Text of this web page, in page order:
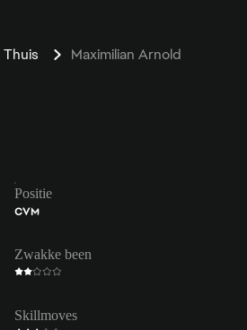
Thuis Maximilian Arnold
Positie
CVM
Zwakke been
Skillmoves